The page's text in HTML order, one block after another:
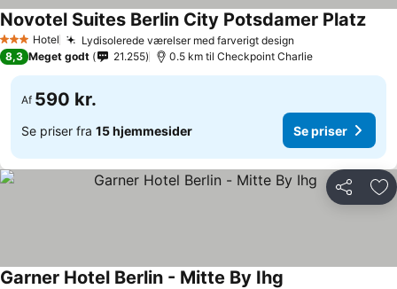
3 StjernerHotel Lydisolerede værelser med farverigt design
Novotel Suites Berlin City Potsdamer Platz
8,3 Meget godt 21.255 0.5 km til Checkpoint Charlie
Af 590 kr.
Se priser fra 15 hjemmesider Se priser
Del
Garner Hotel Berlin - Mitte By Ihg